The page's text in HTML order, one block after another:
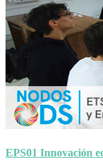
EPS01 Innovación